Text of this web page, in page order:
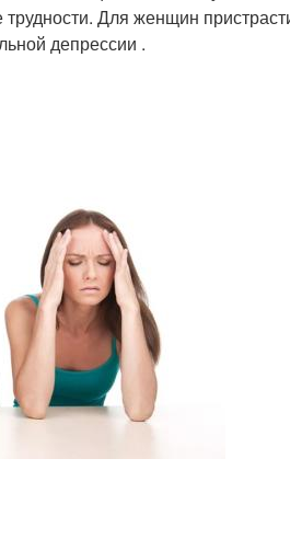
Для женщин
депрессии .